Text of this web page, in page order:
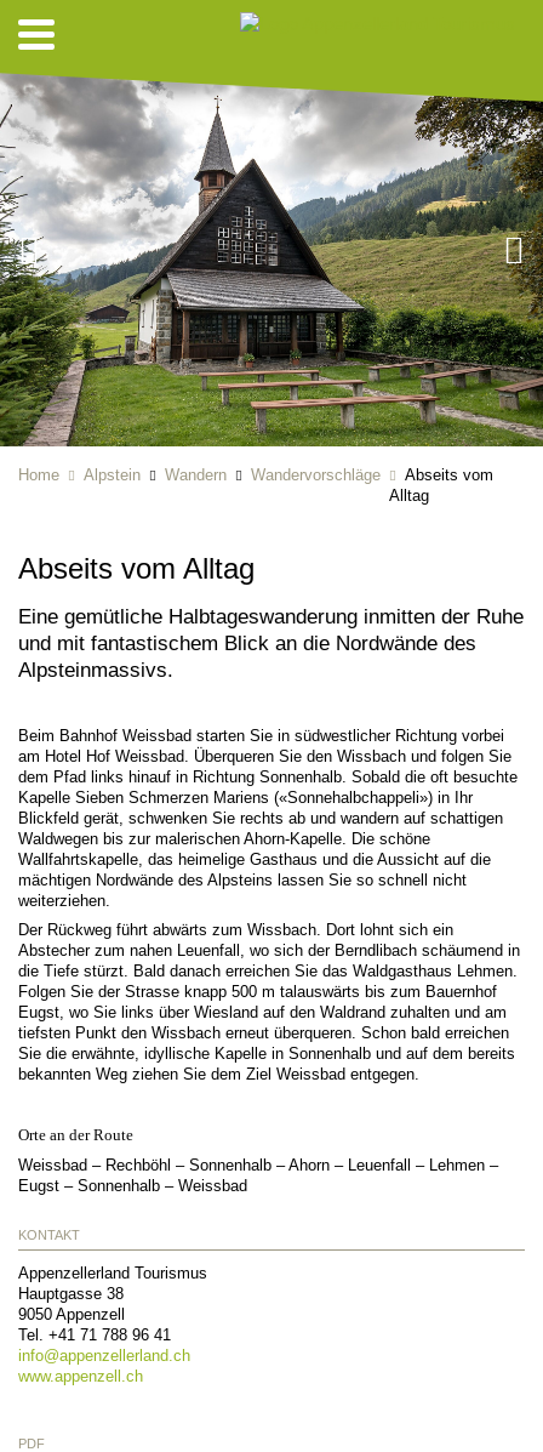
Home Alpstein Wandern Wandervorschläge
Abseits vom
Alltag
Abseits vom Alltag
Eine gemütliche Halbtageswanderung inmitten der Ruhe
und mit fantastischem Blick an die Nordwände des
Alpsteinmassivs.
Beim Bahnhof Weissbad starten Sie in südwestlicher Richtung vorbei
am Hotel Hof Weissbad. Überqueren Sie den Wissbach und folgen Sie
dem Pfad links hinauf in Richtung Sonnenhalb. Sobald die oft besuchte
Kapelle Sieben Schmerzen Mariens («Sonnehalbchappeli») in Ihr
Blickfeld gerät, schwenken Sie rechts ab und wandern auf schattigen
Waldwegen bis zur malerischen Ahorn-Kapelle. Die schöne
Wallfahrtskapelle, das heimelige Gasthaus und die Aussicht auf die
mächtigen Nordwände des Alpsteins lassen Sie so schnell nicht
weiterziehen.
Der Rückweg führt abwärts zum Wissbach. Dort lohnt sich ein
Abstecher zum nahen Leuenfall, wo sich der Berndlibach schäumend in
die Tiefe stürzt. Bald danach erreichen Sie das Waldgasthaus Lehmen.
Folgen Sie der Strasse knapp 500 m talauswärts bis zum Bauernhof
Eugst, wo Sie links über Wiesland auf den Waldrand zuhalten und am
tiefsten Punkt den Wissbach erneut überqueren. Schon bald erreichen
Sie die erwähnte, idyllische Kapelle in Sonnenhalb und auf dem bereits
bekannten Weg ziehen Sie dem Ziel Weissbad entgegen.
Orte an der Route
Weissbad – Rechböhl – Sonnenhalb – Ahorn – Leuenfall – Lehmen –
Eugst – Sonnenhalb – Weissbad
KONTAKT
Appenzellerland Tourismus
Hauptgasse 38
9050 Appenzell
Tel. +41 71 788 96 41
info@appenzellerland.ch
www.appenzell.ch
PDF